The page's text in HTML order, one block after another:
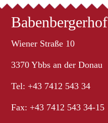
Babenbergerhof
Wiener Straße 10
3370 Ybbs an der Donau
Tel: +43 7412 543 34
Fax: +43 7412 543 34-15